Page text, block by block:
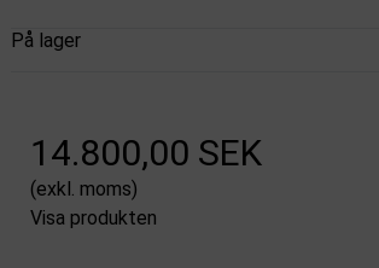
På lager
14.800,00 SEK
(exkl. moms)
Visa produkten